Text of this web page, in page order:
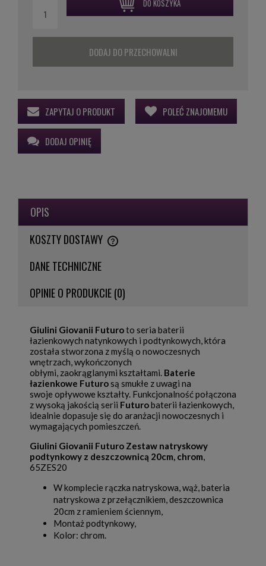
DO KOSZYKA
DODAJ DO PRZECHOWALNI
ZAPYTAJ O PRODUKT POLEĆ ZNAJOMEMU
DODAJ OPINIĘ
OPIS
KOSZTY DOSTAWY
CENA NIE ZAWIERA EWENTUALNYCH KOSZTÓW PŁATNOŚCI
DANE TECHNICZNE
OPINIE O PRODUKCIE (0)
Giulini Giovanii Futuroto seria baterii
łazienkowych natynkowych i podtynkowych, która
została stworzona z myślą o nowoczesnych
wnętrzach, wykończonych
obłymi, zaokrąglanymi kształtami. Baterie
łazienkowe Futurosą smukłe z uwagi na
swoje opływowe kształty. Funkcjonalność połączona
z wysoką jakością serii Futurobaterii łazienkowych,
idealnie dopasuje się do aranżacji nowoczesnych i
wymagających pomieszczeń.
Giulini Giovanii Futuro Zestaw natryskowy
podtynkowy z deszczownicą 20cm, chrom,
65ZES20
W komplecie rączka natryskowa, wąż, bateria
natryskowa z przełącznikiem, deszczownica
20cm z ramieniem ściennym,
Montaż podtynkowy,
Kolor: chrom.